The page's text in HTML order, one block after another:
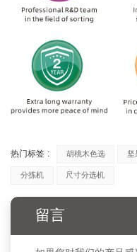
热门标签 : 胡桃木色选
分拣机
尺寸分选机
留言